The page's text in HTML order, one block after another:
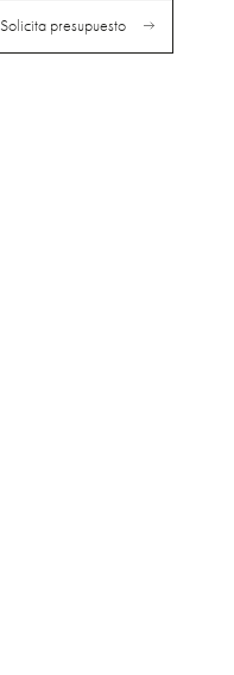
Solicita presupuesto